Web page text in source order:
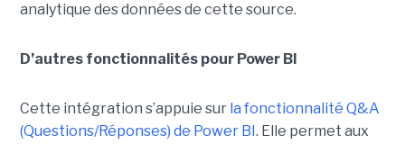
analytique des données de cette source.
D’autres fonctionnalités pour Power BI
Cette intégration s’appuie sur la fonctionnalité Q&A
(Questions/Réponses) de Power BI . Elle permet aux